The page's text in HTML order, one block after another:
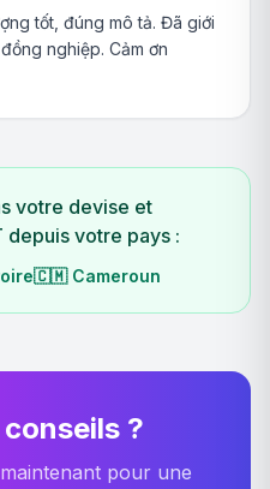
tốt, đúng mô tả. Đã giới
nghiệp. Cảm ơn
votre devise et
depuis votre pays :
🇨🇲 Cameroun
?
pour une